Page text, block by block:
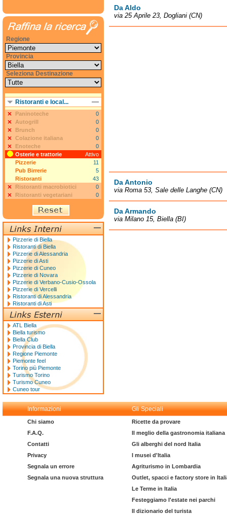
Da Aldo
via 25 Aprile 23, Dogliani (CN)
Da Antonio
via Roma 53, Sale delle Langhe (CN)
Da Armando
via Milano 15, Biella (BI)
Regione
Provincia
Seleziona Destinazione
Ristoranti e local...
Paninoteche
0
Autogrill
0
Brunch
0
Colazione italiana
0
Enoteche
0
Osterie e trattorie
Attivo
Pizzerie
11
Pub Birrerie
5
Ristoranti
43
Ristoranti macrobiotici
0
Ristoranti vegetariani
0
Pizzerie di Biella
Ristoranti di Biella
Pizzerie di Alessandria
Pizzerie di Asti
Pizzerie di Cuneo
Pizzerie di Novara
Pizzerie di Verbano-Cusio-Ossola
Pizzerie di Vercelli
Ristoranti di Alessandria
Ristoranti di Asti
ATL Biella
Biella turismo
Biella Club
Provincia di Biella
Regione Piemonte
Piemonte feel
Torino più Piemonte
Turismo Torino
Turismo Cuneo
Cuneo tour
Informazioni Gli Speciali
Chi siamo
F.A.Q.
Contatti
Privacy
Segnala un errore
Segnala una nuova struttura
Ricette da provare
Il meglio della gastronomia italiana
Gli alberghi del nord Italia
I musei d'Italia
Agriturismo in Lombardia
Outlet, spacci e factory store in
Le Terme in Italia
Festeggiamo l'estate nei parchi
Il dizionario del turista